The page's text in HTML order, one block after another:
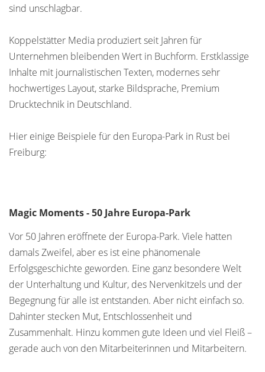
sind unschlagbar.
Koppelstätter Media produziert seit Jahren für
Unternehmen bleibenden Wert in Buchform. Erstklassige
Inhalte mit journalistischen Texten, modernes sehr
hochwertiges Layout, starke Bildsprache, Premium
Drucktechnik in Deutschland.
Hier einige Beispiele für den Europa-Park in Rust bei
Freiburg:
Magic Moments - 50 Jahre Europa-Park
Vor 50 Jahren eröffnete der Europa-Park. Viele hatten
damals Zweifel, aber es ist eine phänomenale
Erfolgsgeschichte geworden. Eine ganz besondere Welt
der Unterhaltung und Kultur, des Nervenkitzels und der
Begegnung für alle ist entstanden. Aber nicht einfach so.
Dahinter stecken Mut, Entschlossenheit und
Zusammenhalt. Hinzu kommen gute Ideen und viel Fleiß –
gerade auch von den Mitarbeiterinnen und Mitarbeitern.